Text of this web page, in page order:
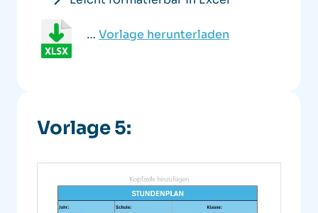
… Vorlage herunterladen
Vorlage 5: